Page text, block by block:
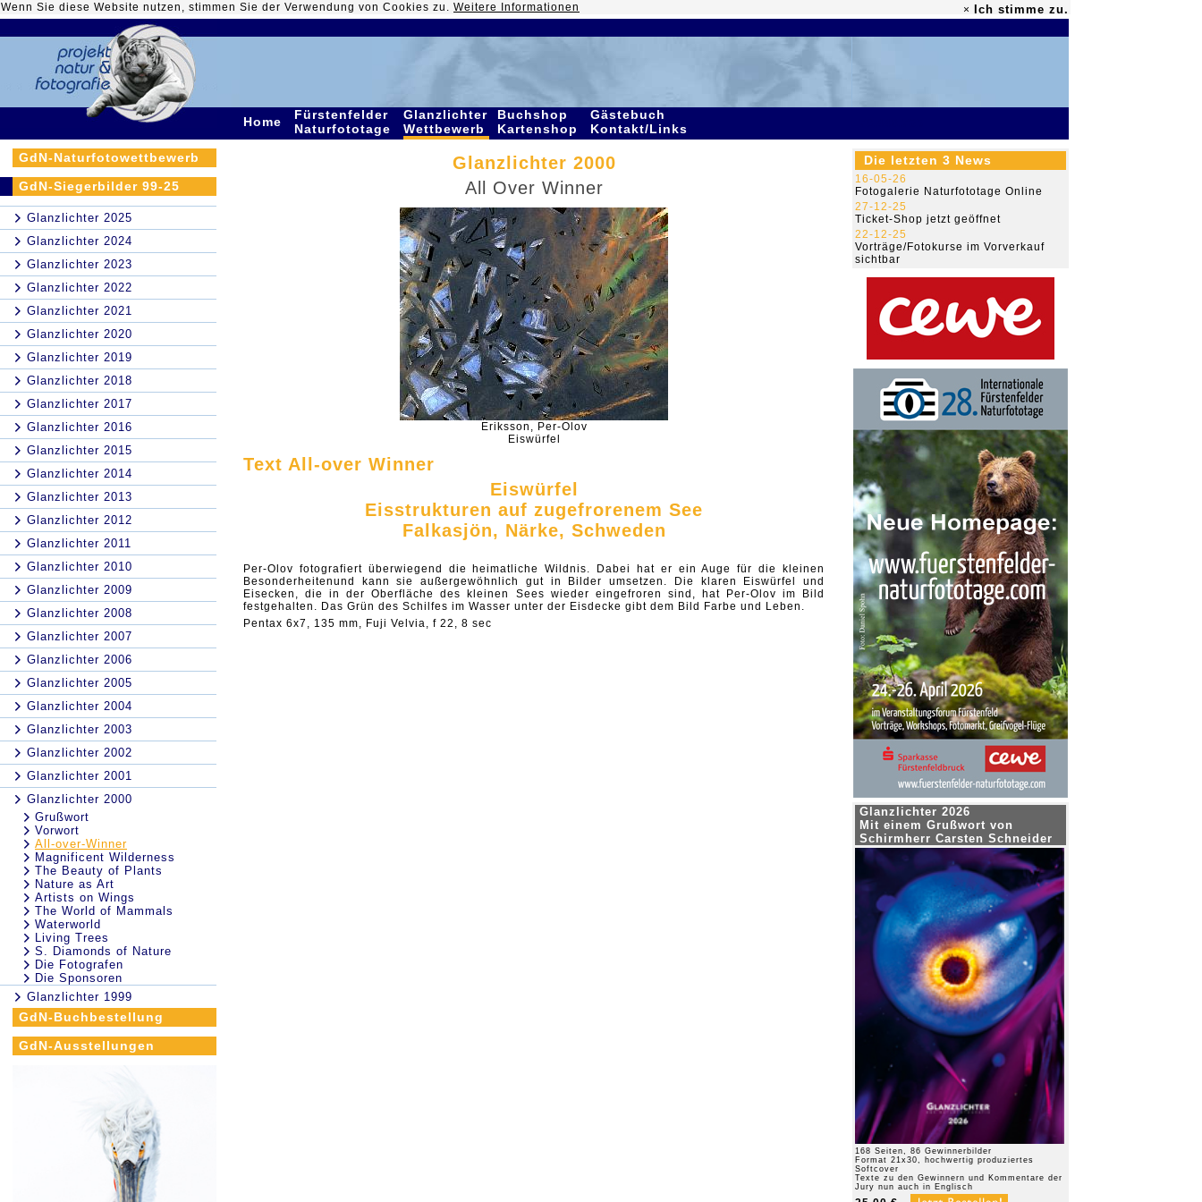
Wenn Sie diese Website nutzen, stimmen Sie der Verwendung von Cookies zu. Weitere Informationen × Ich stimme zu.
Home
Fürstenfelder
Naturfototage
Glanzlichter
Wettbewerb
Buchshop
Kartenshop
Gästebuch
Kontakt/Links
GdN-Naturfotowettbewerb
GdN-Siegerbilder 99-25
Glanzlichter 2025
Glanzlichter 2024
Glanzlichter 2023
Glanzlichter 2022
Glanzlichter 2021
Glanzlichter 2020
Glanzlichter 2019
Glanzlichter 2018
Glanzlichter 2017
Glanzlichter 2016
Glanzlichter 2015
Glanzlichter 2014
Glanzlichter 2013
Glanzlichter 2012
Glanzlichter 2011
Glanzlichter 2010
Glanzlichter 2009
Glanzlichter 2008
Glanzlichter 2007
Glanzlichter 2006
Glanzlichter 2005
Glanzlichter 2004
Glanzlichter 2003
Glanzlichter 2002
Glanzlichter 2001
Glanzlichter 2000
Grußwort
Vorwort
All-over-Winner
Magnificent Wilderness
The Beauty of Plants
Nature as Art
Artists on Wings
The World of Mammals
Waterworld
Living Trees
S. Diamonds of Nature
Die Fotografen
Die Sponsoren
Glanzlichter 1999
GdN-Buchbestellung
GdN-Ausstellungen
Glanzlichter 2000
All Over Winner
Eriksson, Per-Olov
Eiswürfel
Text All-over Winner
Eiswürfel
Eisstrukturen auf zugefrorenem See
Falkasjön, Närke, Schweden
Per-Olov fotografiert überwiegend die heimatliche Wildnis. Dabei hat er ein Auge für die kleinen
Besonderheitenund kann sie außergewöhnlich gut in Bilder umsetzen. Die klaren Eiswürfel und
Eisecken, die in der Oberfläche des kleinen Sees wieder eingefroren sind, hat Per-Olov im Bild
festgehalten. Das Grün des Schilfes im Wasser unter der Eisdecke gibt dem Bild Farbe und Leben.
Pentax 6x7, 135 mm, Fuji Velvia, f 22, 8 sec
Die letzten 3 News
16-05-26
Fotogalerie Naturfototage Online
27-12-25
Ticket-Shop jetzt geöffnet
22-12-25
Vorträge/Fotokurse im Vorverkauf
sichtbar
Glanzlichter 2026
Mit einem Grußwort von
Schirmherr Carsten Schneider
168 Seiten, 86 Gewinnerbilder
Format 21x30, hochwertig produziertes
Softcover
Texte zu den Gewinnern und Kommentare der
Jury nun auch in Englisch